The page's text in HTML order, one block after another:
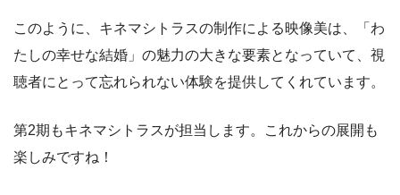
このように、キネマシトラスの制作による映像美は、「わ
たしの幸せな結婚」の魅力の大きな要素となっていて、視
聴者にとって忘れられない体験を提供してくれています。
第2期もキネマシトラスが担当します。これからの展開も
楽しみですね！